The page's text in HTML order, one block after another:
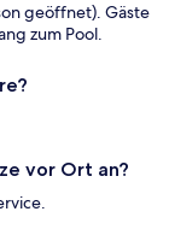
geöffnet). Gäste
zum Pool.
vor Ort an?